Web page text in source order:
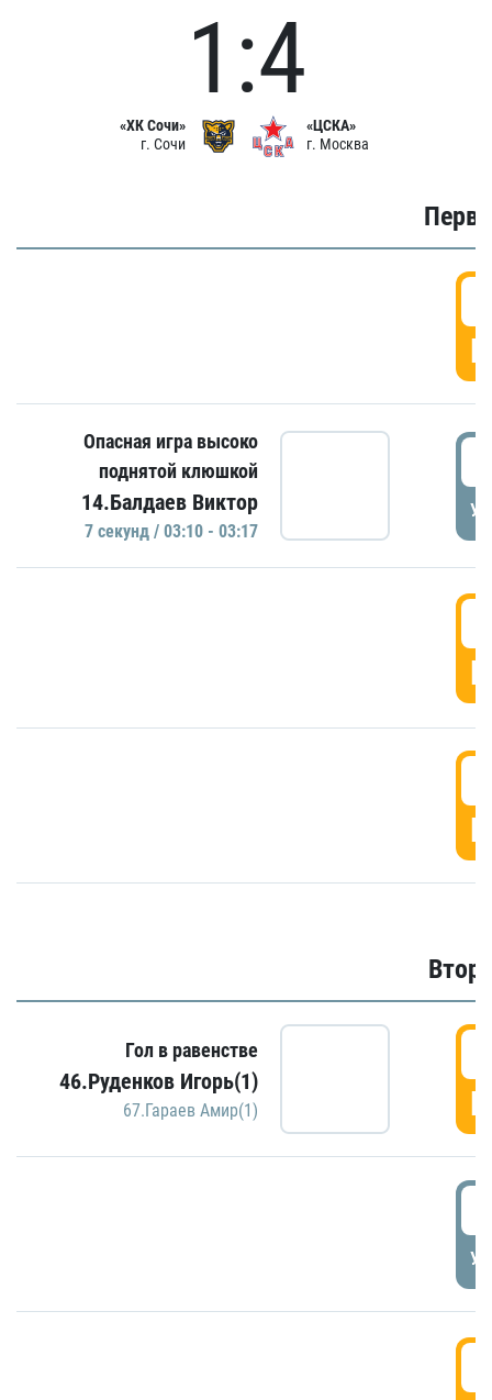
«ХК Сочи»
г. Сочи
1:4
«ЦСКА»
г. Москва
Опасная игра высоко
поднятой клюшкой
14.Балдаев Виктор
7 секунд / 03:10 - 03:17
Гол в равенстве
46.Руденков Игорь(1)
67.Гараев Амир(1)